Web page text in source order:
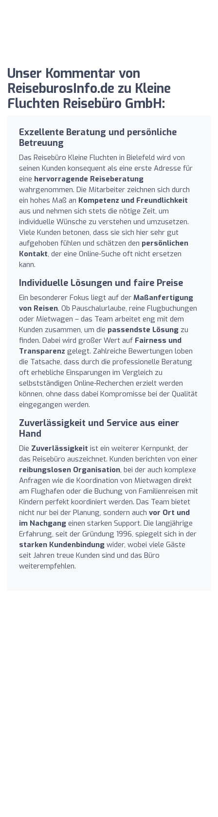
Unser Kommentar von
ReiseburosInfo.de zu Kleine
Fluchten Reisebüro GmbH:
Exzellente Beratung und persönliche
Betreuung
Das Reisebüro Kleine Fluchten in Bielefeld wird von
seinen Kunden konsequent als eine erste Adresse für
eine hervorragende Reiseberatung
wahrgenommen. Die Mitarbeiter zeichnen sich durch
ein hohes Maß an Kompetenz und Freundlichkeit
aus und nehmen sich stets die nötige Zeit, um
individuelle Wünsche zu verstehen und umzusetzen.
Viele Kunden betonen, dass sie sich hier sehr gut
aufgehoben fühlen und schätzen den persönlichen
Kontakt, der eine Online-Suche oft nicht ersetzen
kann.
Individuelle Lösungen und faire Preise
Ein besonderer Fokus liegt auf der Maßanfertigung
von Reisen. Ob Pauschalurlaube, reine Flugbuchungen
oder Mietwagen – das Team arbeitet eng mit dem
Kunden zusammen, um die passendste Lösung zu
finden. Dabei wird großer Wert auf Fairness und
Transparenz gelegt. Zahlreiche Bewertungen loben
die Tatsache, dass durch die professionelle Beratung
oft erhebliche Einsparungen im Vergleich zu
selbstständigen Online-Recherchen erzielt werden
können, ohne dass dabei Kompromisse bei der Qualität
eingegangen werden.
Zuverlässigkeit und Service aus einer
Hand
Die Zuverlässigkeit ist ein weiterer Kernpunkt, der
das Reisebüro auszeichnet. Kunden berichten von einer
reibungslosen Organisation, bei der auch komplexe
Anfragen wie die Koordination von Mietwagen direkt
am Flughafen oder die Buchung von Familienreisen mit
Kindern perfekt koordiniert werden. Das Team bietet
nicht nur bei der Planung, sondern auch vor Ort und
im Nachgang einen starken Support. Die langjährige
Erfahrung, seit der Gründung 1996, spiegelt sich in der
starken Kundenbindung wider, wobei viele Gäste
seit Jahren treue Kunden sind und das Büro
weiterempfehlen.